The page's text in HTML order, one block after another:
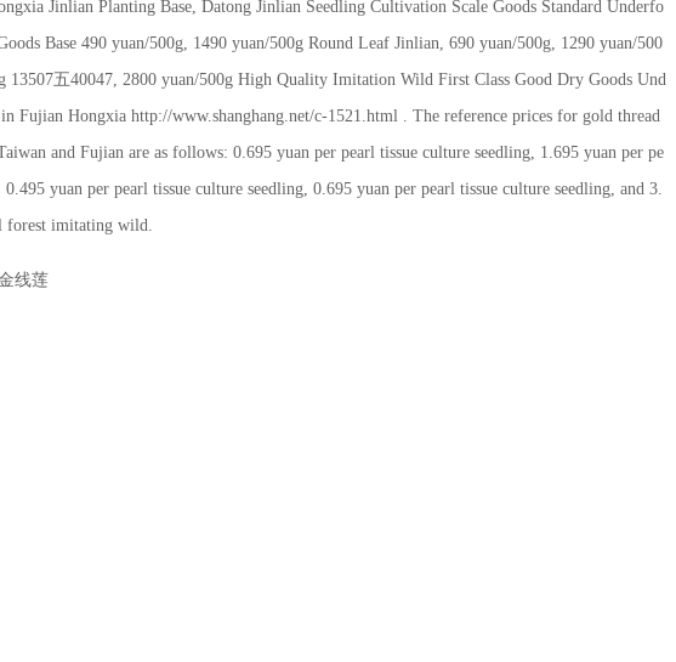
Jinlian Planting Base, Datong Jinlian Seedling Cultivation Scale Goods Standard Underfo
Base 490 yuan/500g, 1490 yuan/500g Round Leaf Jinlian, 690 yuan/500g, 1290 yuan/500
13507五40047, 2800 yuan/500g High Quality Imitation Wild First Class Good Dry Goods Und
Fujian Hongxia http://www.shanghang.net/c-1521.html . The reference prices for gold thread
and Fujian are as follows: 0.695 yuan per pearl tissue culture seedling, 1.695 yuan per pe
yuan per pearl tissue culture seedling, 0.695 yuan per pearl tissue culture seedling, and 3.
forest imitating wild.